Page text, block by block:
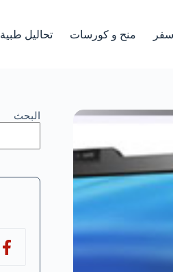
منح و كورسات تحاليل طبية
البحث